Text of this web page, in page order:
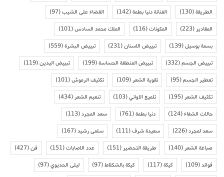
الطريقة(130) الفنانة دنيا بطمة(142) القضاء على الشيب(97)
المقادير(223) المكونات(116) الملك محمد السادس(101)
بسمة بوسيل(139) تبييض الاسنان(231) تبييض البشرة(559)
تبييض الجسم(332) تبييض المنطقة الحساسة(199) تبييض اليدين(119)
تعطير الجسم(95) تقوية الشعر(109) تكثيف الرموش(101)
تكثيف الشعر(195) تلميع الاواني(103) تنعيم الشعر(434)
حالات الشفاء(124) دنيا بطمة(761) سعد المجرد(113)
سعد لمجرد(226) سعيدة شرف(111) سلمى رشيد(167)
صباغة الشعر(140) طريقة التحضير(151) عدد الاصابات(151) فن(427)
فوائد(109) كيكة(117) كيكة بالشكلاط(97) ليلى الحديوي(97)